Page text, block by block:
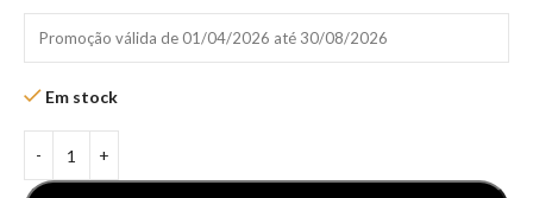
Promoção válida de 01/04/2026 até 30/08/2026
Em stock